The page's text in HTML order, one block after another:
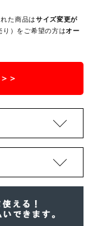
た商品はサイズ変更が
り）をご希望の方はオー
＞